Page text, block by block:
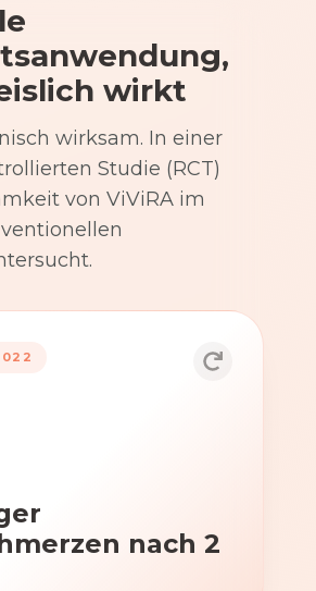
wirkt
wirksam. In einer
Studie (RCT)
von ViViRA im
nach 2
nach 12 Wochen